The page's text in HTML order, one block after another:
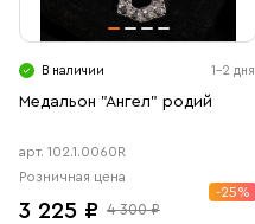
Свечи
Ювелирные изделия
В наличии 1-2 дня
Медальон "Ангел" родий
арт. 102.1.0060R
Розничная цена
3 225 ₽ 4 300 ₽
-25%